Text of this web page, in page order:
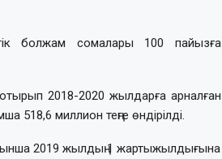
болжам сомалары 100 пайызға
2018-2020 жылдарға арналған
518,6 миллион теңге өндірілді.
2019 жылдың 1 жартыжылдығына